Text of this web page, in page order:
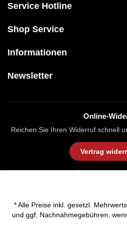
Service Hotline
Shop Service
Informationen
Newsletter
Online-
Reichen Sie Ihren Widerruf schnell
Vertrag
* Alle Preise inkl. gesetzl.
und ggf. Nachnahmegebühren,